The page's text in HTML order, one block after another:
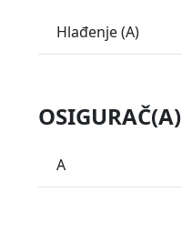
Hlađenje (A)
OSIGURAČ(A)
A